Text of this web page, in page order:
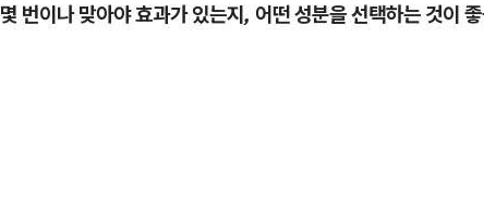
몇 번이나 맞아야 효과가 있는지, 어떤 성분을 선택하는 것이